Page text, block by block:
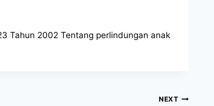
Tahun 2002 Tentang perlindungan anak
NEXT